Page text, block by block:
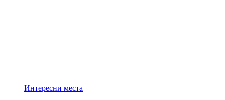
Интересни места